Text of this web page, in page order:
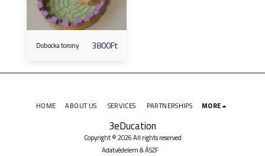
Dobocka torony 3800Ft
3eDucation
Copyright © 2026 All rights reserved
Adatvédelem & ÁSZF
HOME ABOUT US SERVICES PARTNERSHIPS MORE